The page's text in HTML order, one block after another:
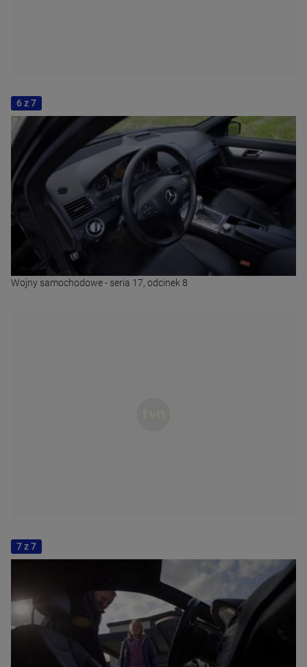
6 z 7
Wojny samochodowe - seria 17, odcinek 8
7 z 7